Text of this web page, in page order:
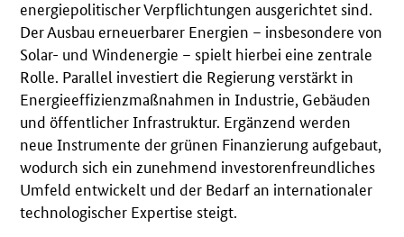
energiepolitischer Verpflichtungen ausgerichtet sind.
Der Ausbau erneuerbarer Energien – insbesondere von
Solar- und Windenergie – spielt hierbei eine zentrale
Rolle. Parallel investiert die Regierung verstärkt in
Energieeffizienzmaßnahmen in Industrie, Gebäuden
und öffentlicher Infrastruktur. Ergänzend werden
neue Instrumente der grünen Finanzierung aufgebaut,
wodurch sich ein zunehmend investorenfreundliches
Umfeld entwickelt und der Bedarf an internationaler
technologischer Expertise steigt.